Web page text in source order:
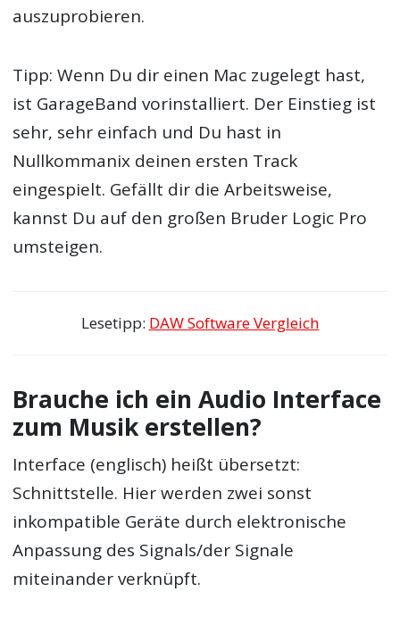
auszuprobieren.
Tipp: Wenn Du dir einen Mac zugelegt hast,
ist GarageBand vorinstalliert. Der Einstieg ist
sehr, sehr einfach und Du hast in
Nullkommanix deinen ersten Track
eingespielt. Gefällt dir die Arbeitsweise,
kannst Du auf den großen Bruder Logic Pro
umsteigen.
Lesetipp: DAW Software Vergleich
Brauche ich ein Audio Interface
zum Musik erstellen?
Interface (englisch) heißt übersetzt:
Schnittstelle. Hier werden zwei sonst
inkompatible Geräte durch elektronische
Anpassung des Signals/der Signale
miteinander verknüpft.